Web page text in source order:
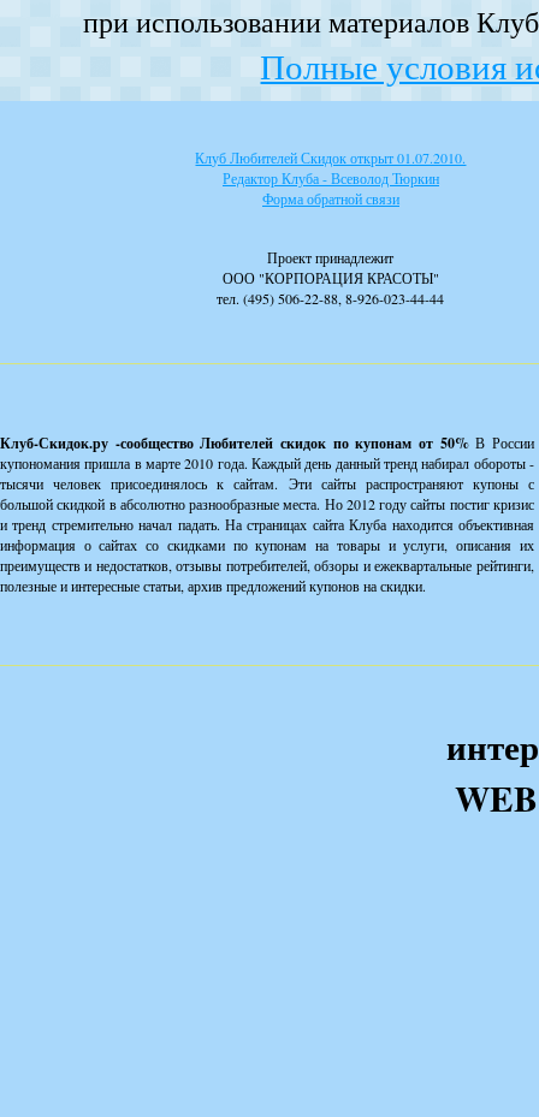
при использовании материалов
Полные условия
Клуб Любителей Скидок открыт 01.07.2010.
Редактор Клуба - Всеволод Тюркин
Форма обратной связи
Проект принадлежит
ООО "КОРПОРАЦИЯ КРАСОТЫ"
тел. (495) 506-22-88, 8-926-023-44-44
Клуб-Скидок.ру -сообщество Любителей скидок по купонам от 50%В России
купономания пришла в марте 2010 года. Каждый день данный тренд набирал обороты -
тысячи человек присоединялось к сайтам. Эти сайты распространяют купоны с
большой скидкой в абсолютно разнообразные места. Но 2012 году сайты постиг кризис
и тренд стремительно начал падать. На страницах сайта Клуба находится объективная
информация о сайтах со скидками по купонам на товары и услуги, описания их
преимуществ и недостатков, отзывы потребителей, обзоры и ежеквартальные рейтинги,
полезные и интересные статьи, архив предложений купонов на скидки.